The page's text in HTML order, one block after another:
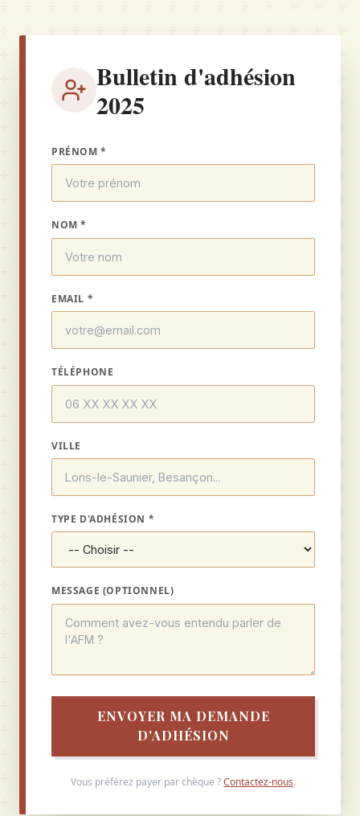
Bulletin d'adhésion
2025
PRÉNOM *
NOM *
EMAIL *
TÉLÉPHONE
VILLE
TYPE D'ADHÉSION *
MESSAGE (OPTIONNEL)
ENVOYER MA DEMANDE
D'ADHÉSION
Vous préférez payer par chèque ?Contactez-nous.